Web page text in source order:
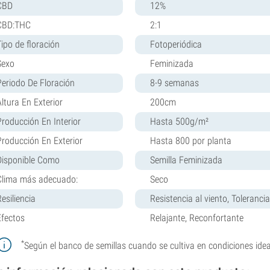
12%
2:1
de floración
Fotoperiódica
Feminizada
De Floración
8-9 semanas
En Exterior
200cm
En Interior
Hasta 500g/m²
En Exterior
Hasta 800 por planta
Como
Semilla Feminizada
más adecuado:
Seco
Resistencia al viento,
Relajante, Reconfortante
*Según el banco de semillas cuando se cultiva en condiciones